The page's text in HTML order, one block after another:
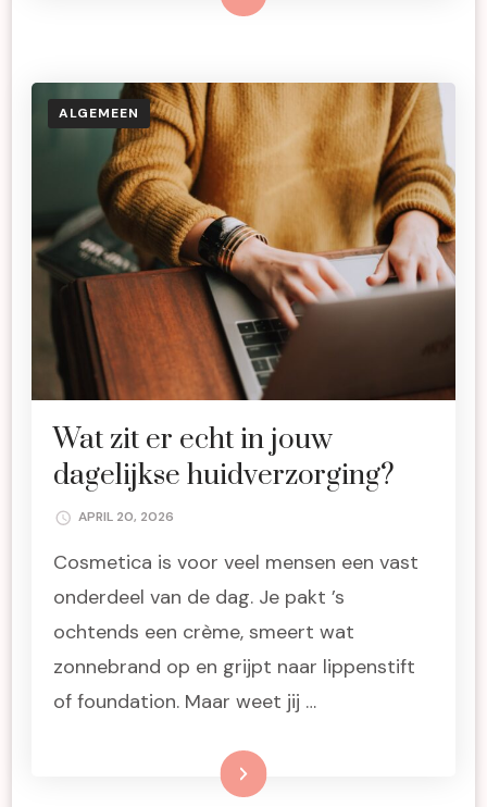
ALGEMEEN
Wat zit er echt in jouw
dagelijkse huidverzorging?
APRIL 20, 2026
Cosmetica is voor veel mensen een vast
onderdeel van de dag. Je pakt ’s
ochtends een crème, smeert wat
zonnebrand op en grijpt naar lippenstift
of foundation. Maar weet jij …
Lees meer